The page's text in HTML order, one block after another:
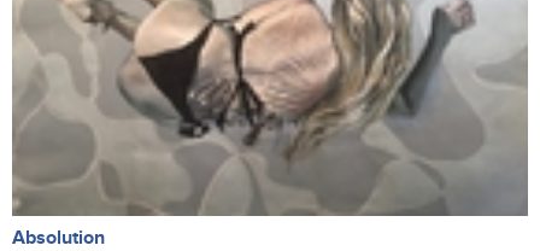
Absolution